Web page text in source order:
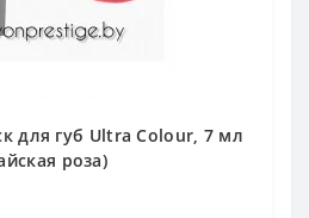
для губ Ultra Colour, 7 мл
роза)